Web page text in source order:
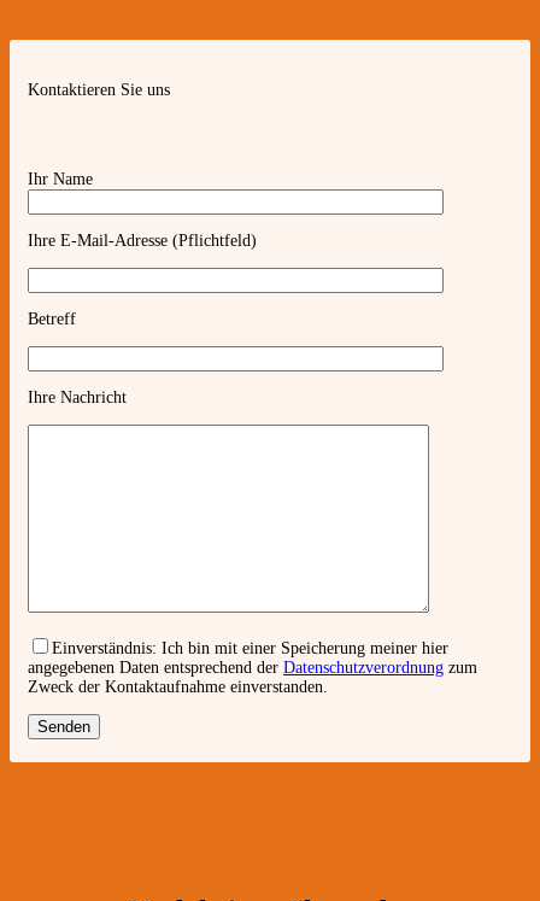
Kontaktieren Sie uns
Ihr Name
Ihre E-Mail-Adresse (Pflichtfeld)
Betreff
Ihre Nachricht
Einverständnis: Ich bin mit einer Speicherung meiner hier
angegebenen Daten entsprechend der Datenschutzverordnung zum
Zweck der Kontaktaufnahme einverstanden.